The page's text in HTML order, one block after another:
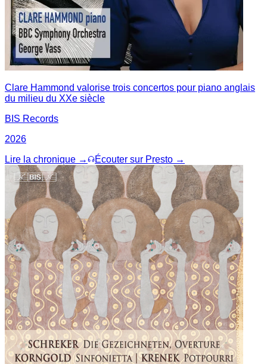
Clare Hammond valorise trois concertos pour piano anglais
du milieu du XXe siècle
BIS Records
2026
Lire la chronique →
Écouter sur Presto →